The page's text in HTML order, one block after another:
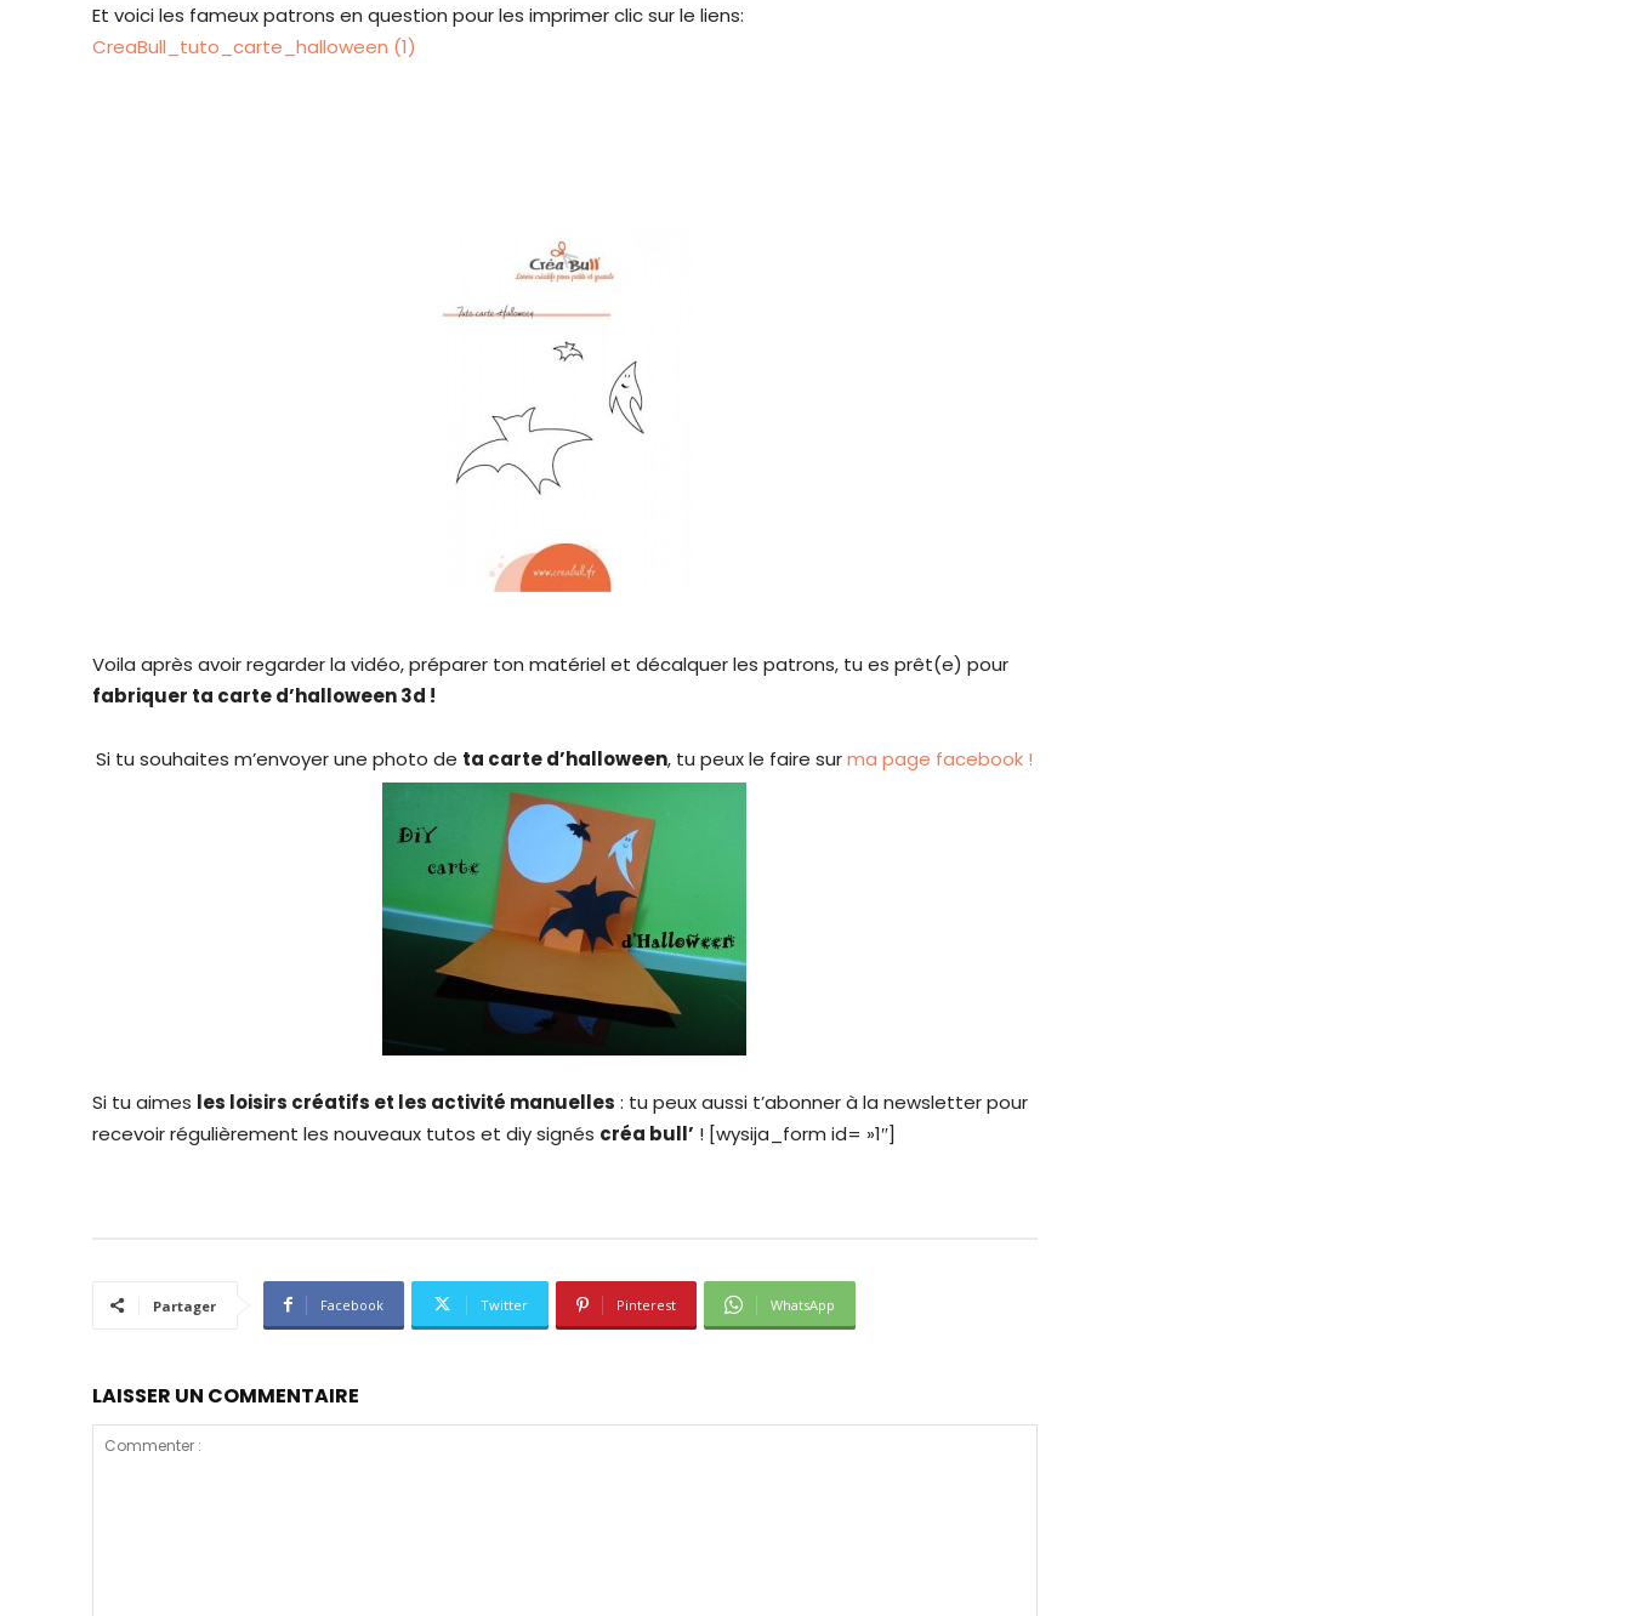
Et voici les fameux patrons en question pour les imprimer clic sur le liens:
CreaBull_tuto_carte_halloween (1)
Voila après avoir regarder la vidéo, préparer ton matériel et décalquer les patrons, tu es prêt(e) pour
fabriquer ta carte d’halloween 3d !
Si tu souhaites m’envoyer une photo de ta carte d’halloween, tu peux le faire surma page facebook !
Si tu aimes les loisirs créatifs et les activité manuelles : tu peux aussi t’abonner à la newsletter pour
recevoir régulièrement les nouveaux tutos et diy signés créa bull’ ! [wysija_form id= »1″]
Partager Facebook Twitter Pinterest WhatsApp
LAISSER UN COMMENTAIRE